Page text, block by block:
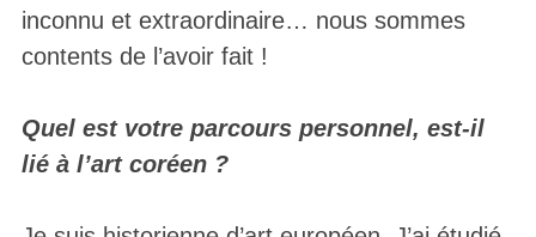
inconnu et extraordinaire… nous sommes
contents de l’avoir fait !
Quel est votre parcours personnel, est-il
lié à l’art coréen ?